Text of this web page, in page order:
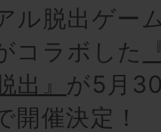
ル脱出ゲー
コラボした
出』 が5月
開催決定！